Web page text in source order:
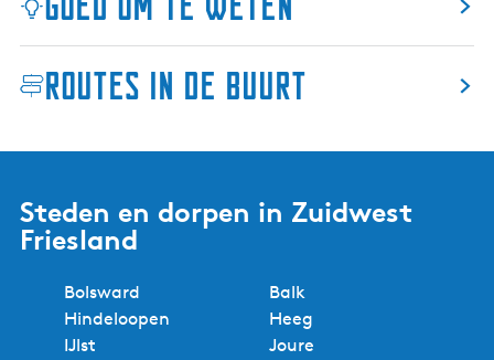
Routes in de buurt
Steden en dorpen in Zuidwest
Friesland
Bolsward
Balk
Hindeloopen
Heeg
IJlst
Joure